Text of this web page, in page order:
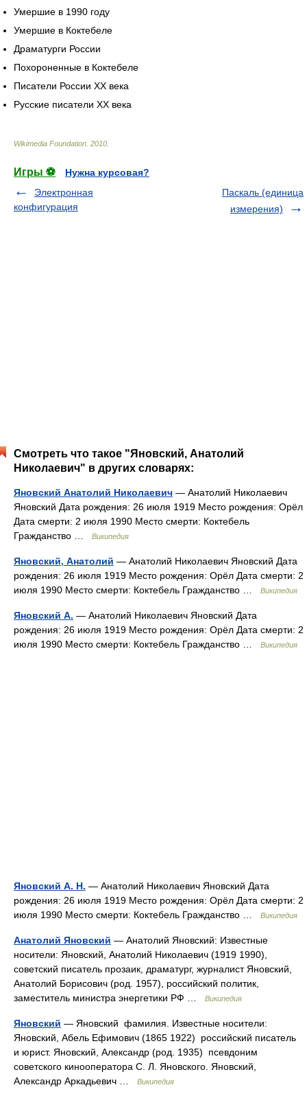
Умершие в 1990 году
Умершие в Коктебеле
Драматурги России
Похороненные в Коктебеле
Писатели России XX века
Русские писатели XX века
Wikimedia Foundation 2010
Игры ⚽
Нужна курсовая?
Электронная
конфигурация
Паскаль (единица
измерения)
Смотреть что такое "Яновский, Анатолий
Николаевич" в других словарях:
Яновский Анатолий Николаевич — Анатолий Николаевич
Яновский Дата рождения: 26 июля 1919 Место рождения: Орёл
Дата смерти: 2 июля 1990 Место смерти: Коктебель
Гражданство …
Википедия
Яновский, Анатолий — Анатолий Николаевич Яновский Дата
рождения: 26 июля 1919 Место рождения: Орёл Дата смерти: 2
июля 1990 Место смерти: Коктебель Гражданство …
Википедия
Яновский А. — Анатолий Николаевич Яновский Дата
рождения: 26 июля 1919 Место рождения: Орёл Дата смерти: 2
июля 1990 Место смерти: Коктебель Гражданство …
Википедия
Яновский А. Н. — Анатолий Николаевич Яновский Дата
рождения: 26 июля 1919 Место рождения: Орёл Дата смерти: 2
июля 1990 Место смерти: Коктебель Гражданство …
Википедия
Анатолий Яновский — Анатолий Яновский: Известные
носители: Яновский, Анатолий Николаевич (1919 1990),
советский писатель прозаик, драматург, журналист Яновский,
Анатолий Борисович (род. 1957), российский политик,
заместитель министра энергетики РФ …
Википедия
Яновский — Яновский фамилия. Известные носители:
Яновский, Абель Ефимович (1865 1922) российский писатель
и юрист. Яновский, Александр (род. 1935) псевдоним
советского кинооператора С. Л. Яновского. Яновский,
Александр Аркадьевич …
Википедия